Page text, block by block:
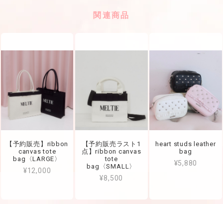
関連商品
【予約販売】ribbon
canvas tote
bag〈LARGE〉
¥12,000
【予約販売ラスト1
点】ribbon canvas
tote
bag〈SMALL〉
¥8,500
heart studs leather
bag
¥5,880